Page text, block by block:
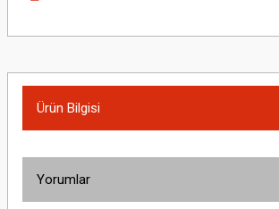
Ürün Bilgisi
Yorumlar